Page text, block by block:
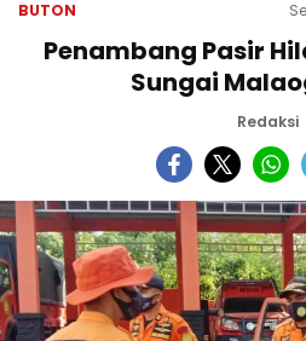
BUTON
Penambang Pasir
Sungai
Redaksi